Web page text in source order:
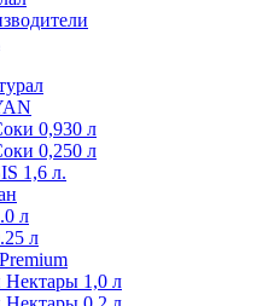
0,930 л
0,250 л
1,6 л.
л
л
1,0 л